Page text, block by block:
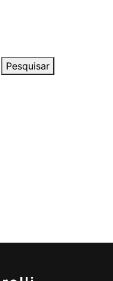
Pesquisar